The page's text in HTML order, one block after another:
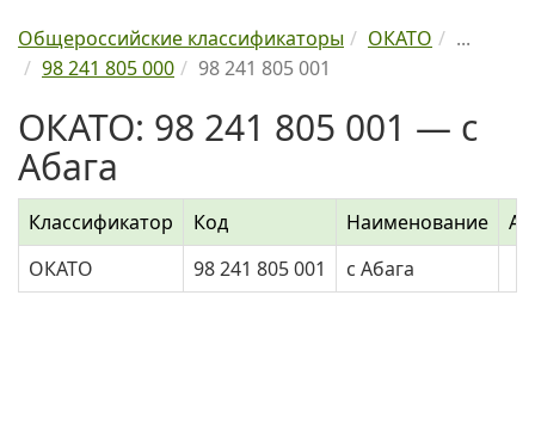
Общероссийские классификаторы ОКАТО
...
98 241 805 000
98 241 805 001
ОКАТО: 98 241 805 001 — с
Абага
Классификатор Код Наименование
ОКАТО
98 241 805 001 с Абага